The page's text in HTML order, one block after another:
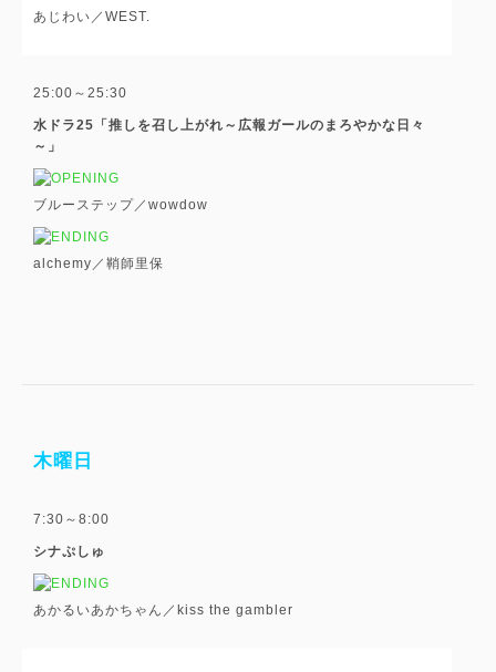
あじわい／WEST.
25:00～25:30
水ドラ25「推しを召し上がれ～広報ガールのまろやかな日々
～」
ブルーステップ／wowdow
alchemy／鞘師里保
木曜日
7:30～8:00
シナぷしゅ
あかるいあかちゃん／kiss the gambler